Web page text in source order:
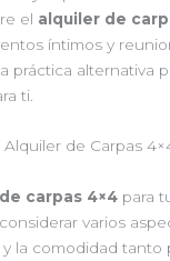
el alquiler de
íntimos y
práctica alternativa
ti.
Alquiler de Carpas
carpas 4×4 para
varios
la comodidad tanto